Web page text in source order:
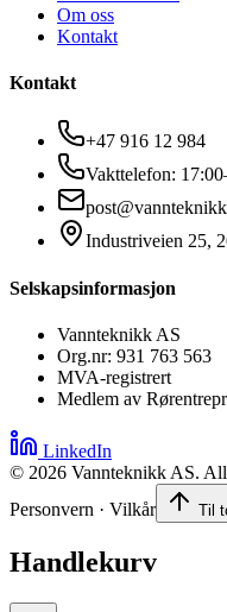
Om oss
Kontakt
Kontakt
+47 916 12 984
Vakttelefon:
Industriveien 25,
Selskapsinformasjon
Vannteknikk AS
Org.nr: 931 763 563
MVA-registrert
Medlem av
LinkedIn
© 2026 Vannteknikk AS.
Personvern · Vilkår
Til
Handlekurv